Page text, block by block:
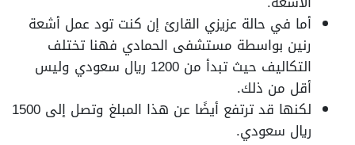
أما في حالة عزيزي القارئ إن كنت تود عمل أشعة
رنين بواسطة مستشفى الحمادي فهنا تختلف
التكاليف حيث تبدأ من 1200 ريال سعودي وليس
أقل من ذلك.
لكنها قد ترتفع أيضًا عن هذا المبلغ وتصل إلى 1500
ريال سعودي.